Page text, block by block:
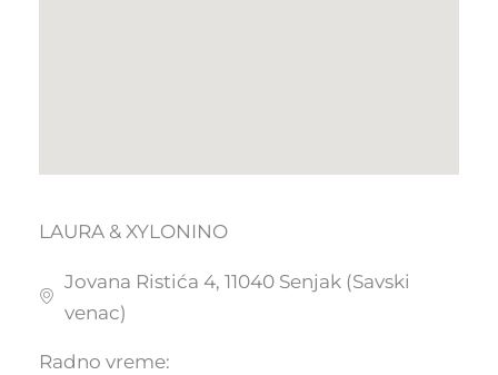
LAURA & XYLONINO
Jovana Ristića 4, 11040 Senjak (Savski
venac)
Radno vreme: